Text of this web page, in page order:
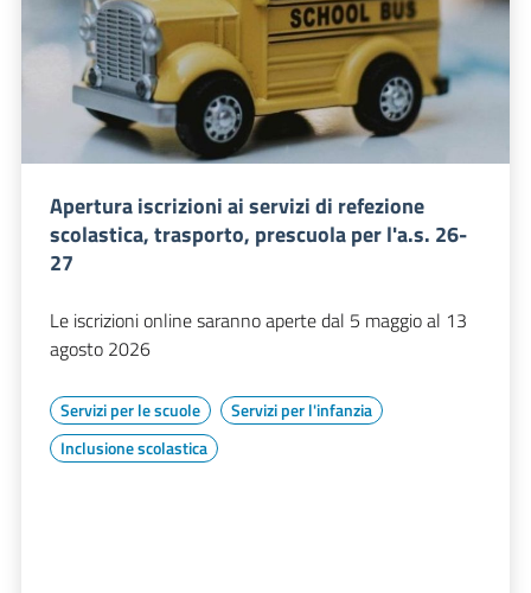
Apertura iscrizioni ai servizi di refezione
scolastica, trasporto, prescuola per l'a.s. 26-
27
Le iscrizioni online saranno aperte dal 5 maggio al 13
agosto 2026
Servizi per le scuole
Servizi per l'infanzia
Inclusione scolastica